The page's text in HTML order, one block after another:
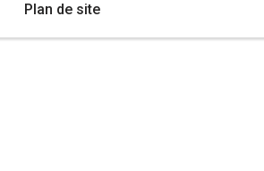
Plan de site